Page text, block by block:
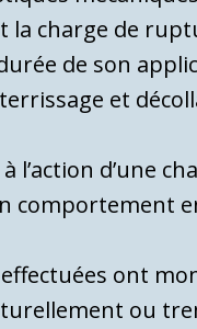
charge de
de son
et
à l’action
comportement
ont
ou